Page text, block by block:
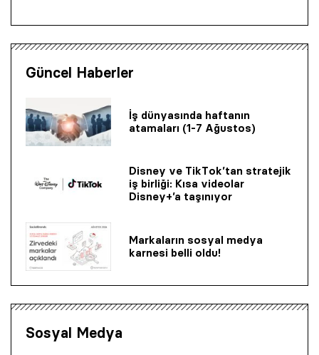
Güncel Haberler
İş dünyasında haftanın
atamaları (1-7 Ağustos)
Disney ve TikTok’tan stratejik
iş birliği: Kısa videolar
Disney+’a taşınıyor
Markaların sosyal medya
karnesi belli oldu!
Sosyal Medya